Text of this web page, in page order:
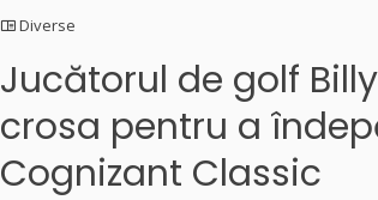
Diverse
Jucătorul de golf
crosa pentru a
Cognizant Classic